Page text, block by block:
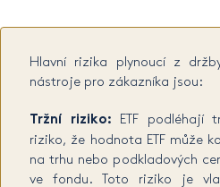
Hlavní rizika plynoucí z
nástroje pro zákazníka jsou:
Tržní riziko: ETF podléhají
riziko, že hodnota ETF může
na trhu nebo podkladových
ve fondu. Toto riziko je